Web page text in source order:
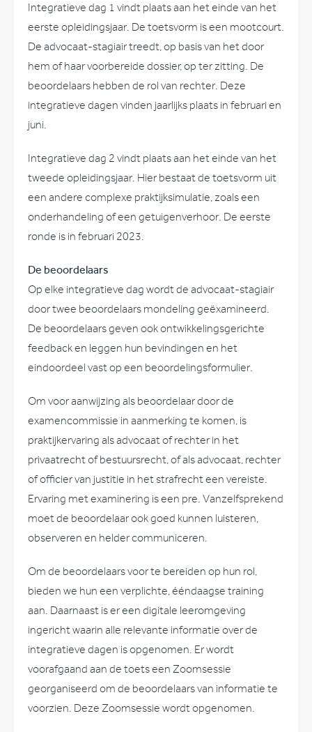
Integratieve dag 1 vindt plaats aan het einde van het
eerste opleidingsjaar. De toetsvorm is een mootcourt.
De advocaat-stagiair treedt, op basis van het door
hem of haar voorbereide dossier, op ter zitting. De
beoordelaars hebben de rol van rechter. Deze
integratieve dagen vinden jaarlijks plaats in februari en
juni.
Integratieve dag 2 vindt plaats aan het einde van het
tweede opleidingsjaar. Hier bestaat de toetsvorm uit
een andere complexe praktijksimulatie, zoals een
onderhandeling of een getuigenverhoor. De eerste
ronde is in februari 2023.
De beoordelaars
Op elke integratieve dag wordt de advocaat-stagiair
door twee beoordelaars mondeling geëxamineerd.
De beoordelaars geven ook ontwikkelingsgerichte
feedback en leggen hun bevindingen en het
eindoordeel vast op een beoordelingsformulier.
Om voor aanwijzing als beoordelaar door de
examencommissie in aanmerking te komen, is
praktijkervaring als advocaat of rechter in het
privaatrecht of bestuursrecht, of als advocaat, rechter
of officier van justitie in het strafrecht een vereiste.
Ervaring met examinering is een pre. Vanzelfsprekend
moet de beoordelaar ook goed kunnen luisteren,
observeren en helder communiceren.
Om de beoordelaars voor te bereiden op hun rol,
bieden we hun een verplichte, ééndaagse training
aan. Daarnaast is er een digitale leeromgeving
ingericht waarin alle relevante informatie over de
integratieve dagen is opgenomen. Er wordt
voorafgaand aan de toets een Zoomsessie
georganiseerd om de beoordelaars van informatie te
voorzien. Deze Zoomsessie wordt opgenomen.